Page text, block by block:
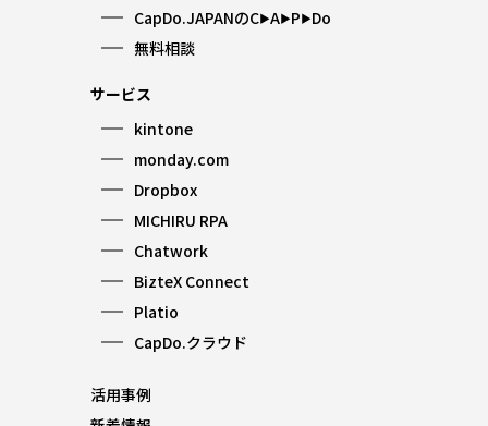
CapDo.JAPANのC▶︎A▶︎P▶︎Do
無料相談
サービス
kintone
monday.com
Dropbox
MICHIRU RPA
Chatwork
BizteX Connect
Platio
CapDo.クラウド
活用事例